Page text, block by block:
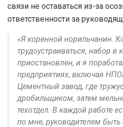
связи не оставаться из-за
ответственности за
«Я коренной норильчанин.
трудоустраиваться, набор
приостановлен, и я
предприятиях, включая
Цементный завод, где
дробильщиком, затем
техотдел. В каждой работе
по мне, руководителем